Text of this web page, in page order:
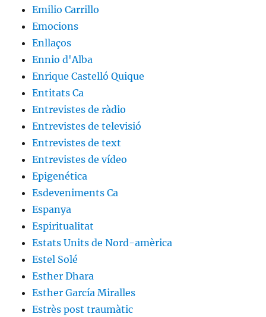
Emilio Carrillo
Emocions
Enllaços
Ennio d'Alba
Enrique Castelló Quique
Entitats Ca
Entrevistes de ràdio
Entrevistes de televisió
Entrevistes de text
Entrevistes de vídeo
Epigenética
Esdeveniments Ca
Espanya
Espiritualitat
Estats Units de Nord-amèrica
Estel Solé
Esther Dhara
Esther García Miralles
Estrès post traumàtic